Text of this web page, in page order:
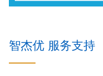
智杰优 服务支持